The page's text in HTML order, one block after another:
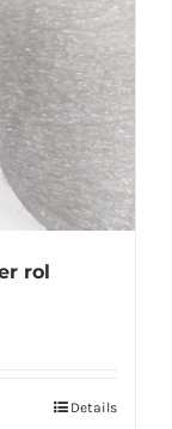
rol
Details